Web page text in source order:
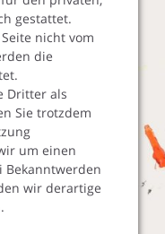
gestattet.
nicht vom
die
Dritter als
Sie trotzdem
um einen
Bekanntwerden
wir derartige